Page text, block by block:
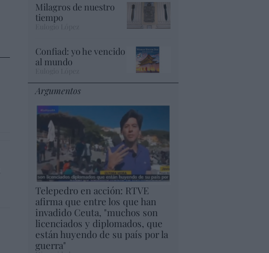
Milagros de nuestro
tiempo
Confiad: yo he vencido
al mundo
Argumentos
Telepedro en acción: RTVE
afirma que entre los que han
invadido Ceuta, "muchos son
licenciados y diplomados, que
están huyendo de su país por la
guerra"